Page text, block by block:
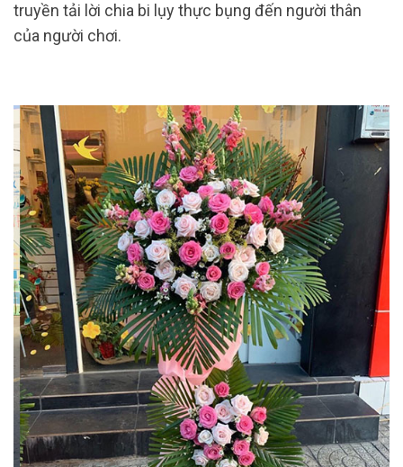
truyền tải lời chia bi lụy thực bụng đến người thân
của người chơi.